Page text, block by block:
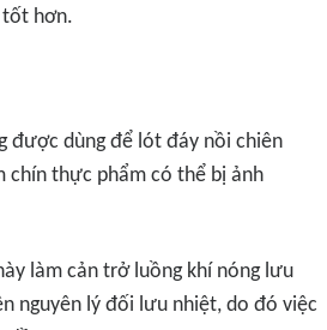
tốt hơn.
được dùng để lót đáy nồi chiên
chín thực phẩm có thể bị ảnh
làm cản trở luồng khí nóng lưu
nguyên lý đối lưu nhiệt, do đó việc